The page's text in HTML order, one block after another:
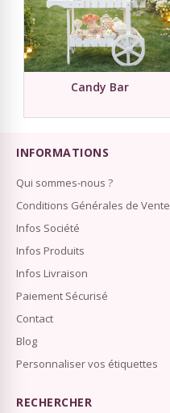
Candy Bar
INFORMATIONS
Qui sommes-nous ?
Conditions Générales de Vente
Infos Société
Infos Produits
Infos Livraison
Paiement Sécurisé
Contact
Blog
Personnaliser vos étiquettes
RECHERCHER